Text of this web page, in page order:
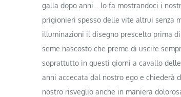
galla dopo anni… lo fa mostrandoci i
prigionieri spesso delle vite altrui senza
illuminazioni il disegno prescelto prima
seme nascosto che preme di uscire
soprattutto in questi giorni a cavallo
anni accecata dal nostro ego e chiederà
nostro risveglio anche in maniera